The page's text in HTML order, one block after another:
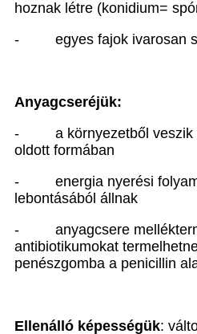
hoznak létre (konidium=
-
egyes fajok ivarosan
Anyagcseréjük:
-
a környezetből
oldott formában
-
energia nyerési
lebontásából állnak
-
anyagcsere
antibiotikumokat
penészgomba a penicillin
Ellenálló képességük: